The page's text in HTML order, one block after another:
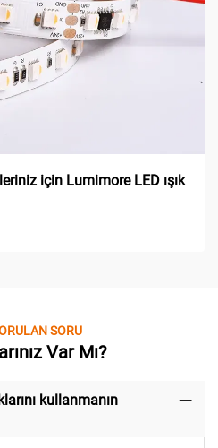
için Lumimore LED ışık
SORU
Var Mı?
kullanmanın